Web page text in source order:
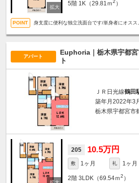
5階 1K（29.81ｍ ）
身支度に便利な独立洗面台です/単身者にオスス
アパート
Euphoria｜栃木県宇都
ト
ＪＲ日光線鶴田
築年月2022年3
栃木県宇都宮市
205 10.5万円
敷 1ヶ月 礼 1ヶ月
2階 3LDK（69.54ｍ2 ）